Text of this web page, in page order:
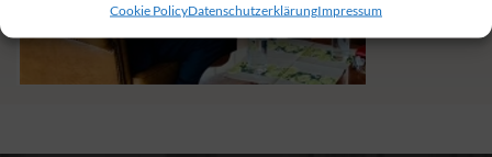
Cookie PolicyDatenschutzerklärungImpressum